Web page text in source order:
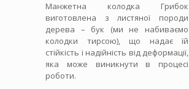
Манжетна колодка Грибок
виготовлена ​​з листяної породи
дерева – бук (ми не набиваємо
колодки тирсою), що надає їй
стійкість і надійність від деформації,
яка може виникнути в процесі
роботи.